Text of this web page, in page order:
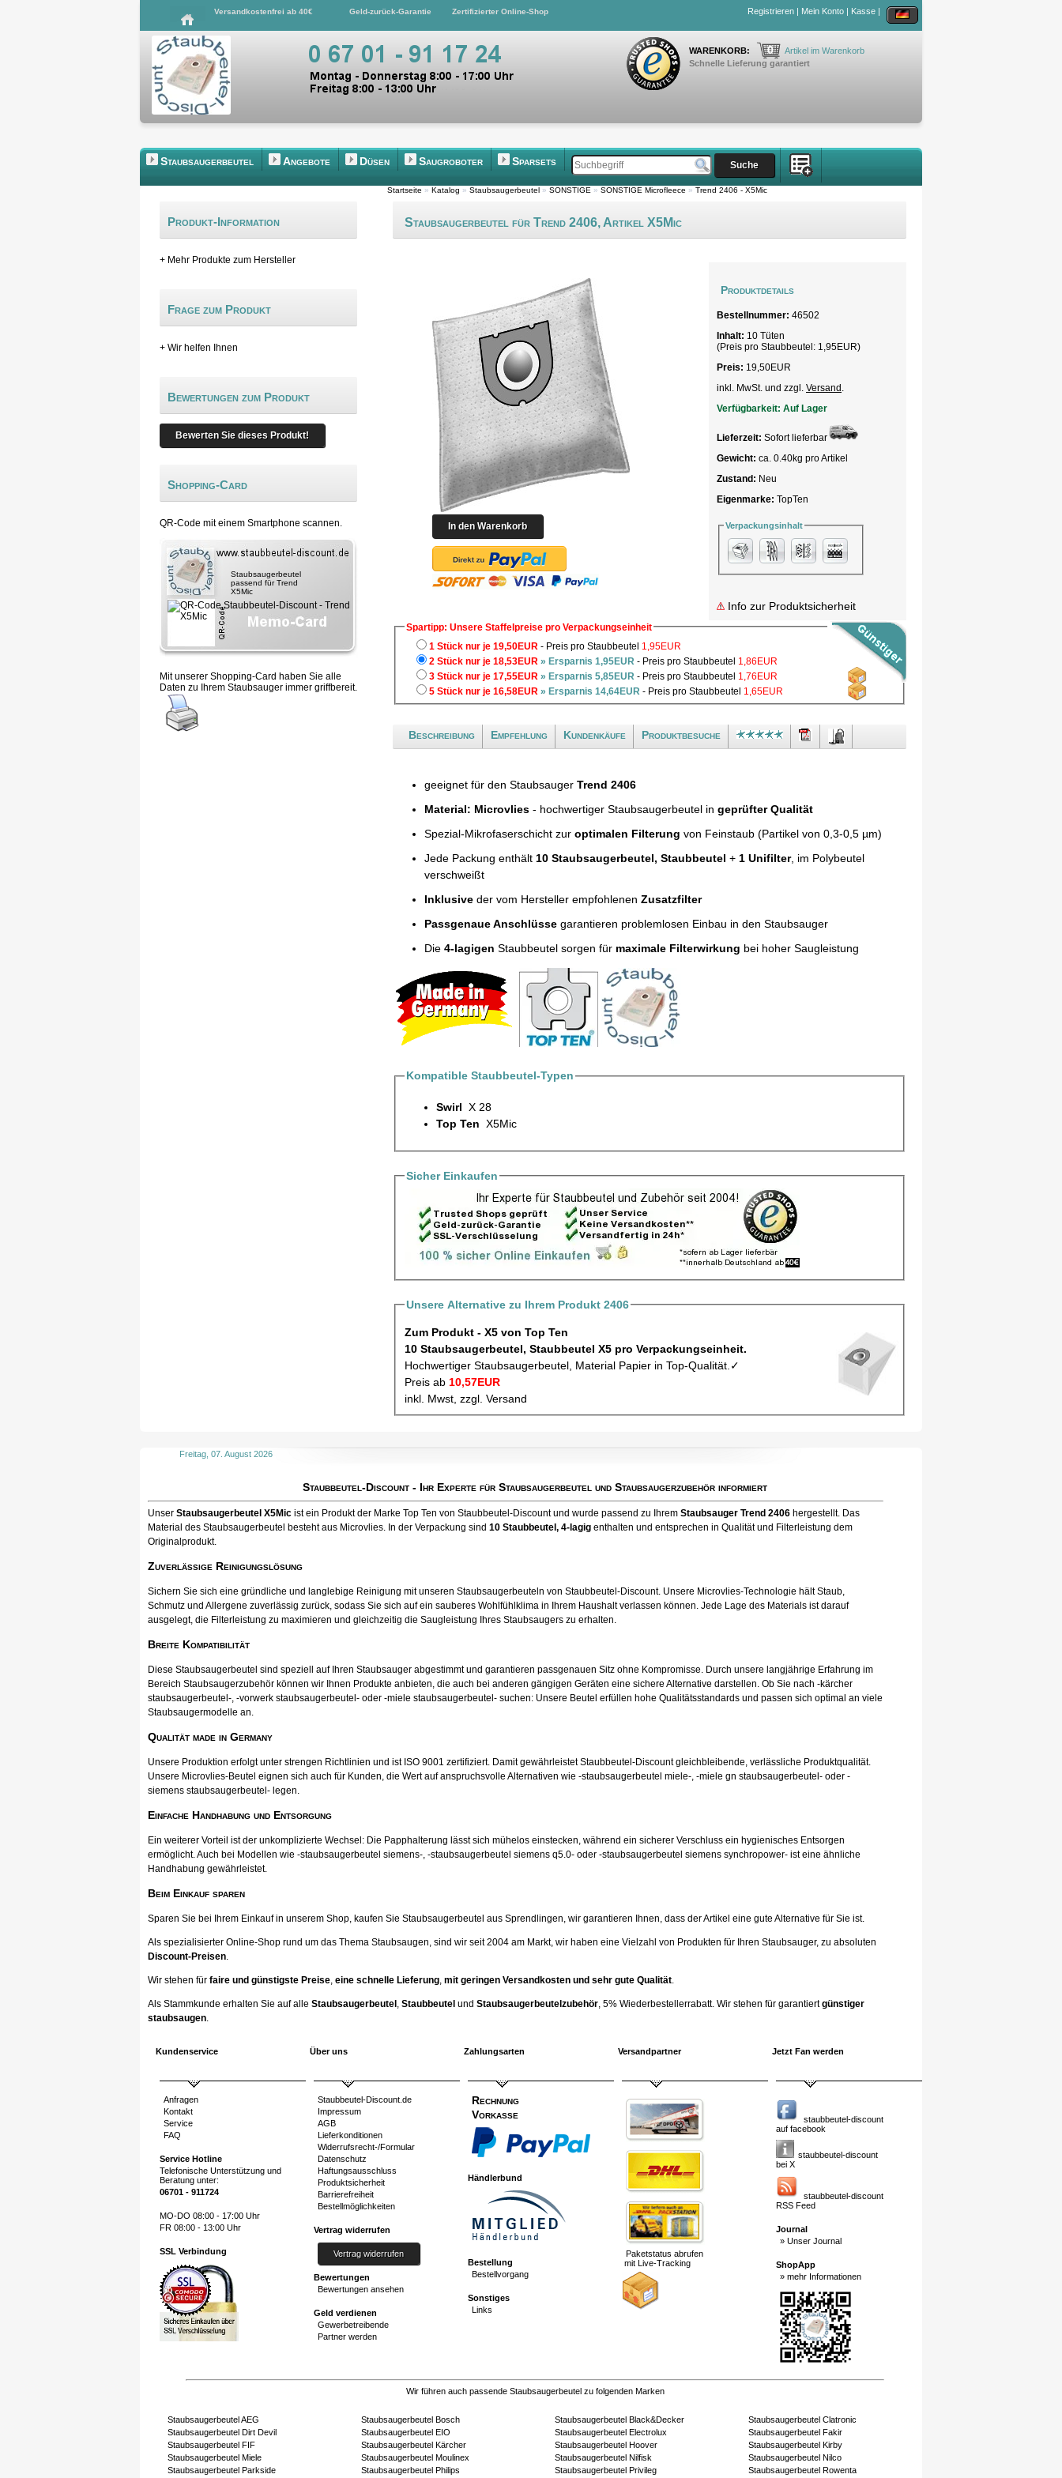
Versandkostenfrei ab 40€ Geld-zurück-Garantie Zertifizierter Online-Shop Registrieren | Mein Konto | Kasse |
WARENKORB: 0
Artikel im Warenkorb
Schnelle Lieferung garantiert
Staubsaugerbeutel Angebote Düsen Saugroboter Sparsets
Startseite » Katalog » Staubsaugerbeutel » SONSTIGE » SONSTIGE Microfleece » Trend 2406 - X5Mic
Staubsaugerbeutel für Trend 2406, Artikel X5Mic
Produktdetails
Bestellnummer: 46502
Inhalt: 10 Tüten
(Preis pro Staubbeutel: 1,95EUR)
Preis: 19,50EUR
inkl. MwSt. und zzgl. Versand
Verfügbarkeit: Auf Lager
Lieferzeit: Sofort lieferbar
Gewicht: ca. 0.40kg pro Artikel
Zustand: Neu
Eigenmarke: TopTen
Verpackungsinhalt
Info zur Produktsicherheit
Spartipp: Unsere Staffelpreise pro Verpackungseinheit
1 Stück nur je 19,50EUR - Preis pro Staubbeutel 1,95EUR
2 Stück nur je 18,53EUR » Ersparnis 1,95EUR - Preis pro Staubbeutel 1,86EUR
3 Stück nur je 17,55EUR » Ersparnis 5,85EUR - Preis pro Staubbeutel 1,76EUR
5 Stück nur je 16,58EUR » Ersparnis 14,64EUR - Preis pro Staubbeutel 1,65EUR
Beschreibung Empfehlung Kundenkäufe Produktbesuche
geeignet für den Staubsauger Trend 2406
Material: Microvlies - hochwertiger Staubsaugerbeutel in geprüfter Qualität
Spezial-Mikrofaserschicht zur optimalen Filterung von Feinstaub (Partikel von 0,3-0,5 µm)
Jede Packung enthält 10 Staubsaugerbeutel, Staubbeutel + 1 Unifilter, im Polybeutel
verschweißt
Inklusive der vom Hersteller empfohlenen Zusatzfilter
Passgenaue Anschlüsse garantieren problemlosen Einbau in den Staubsauger
Die 4-lagigen Staubbeutel sorgen für maximale Filterwirkung bei hoher Saugleistung
Kompatible Staubbeutel-Typen
Swirl X 28
Top Ten X5Mic
Sicher Einkaufen
Unsere Alternative zu Ihrem Produkt 2406
Zum Produkt - X5 von Top Ten
10 Staubsaugerbeutel, Staubbeutel X5 pro Verpackungseinheit.
Hochwertiger Staubsaugerbeutel, Material Papier in Top-Qualität.✓
Preis ab 10,57EUR
inkl. Mwst, zzgl. Versand
Produkt-Information
+ Mehr Produkte zum Hersteller
Frage zum Produkt
+ Wir helfen Ihnen
Bewertungen zum Produkt
Bewerten Sie dieses Produkt!
Shopping-Card
QR-Code mit einem Smartphone scannen.
Staubsaugerbeutel
passend für Trend
X5Mic
Mit unserer Shopping-Card haben Sie alle
Daten zu Ihrem Staubsauger immer griffbereit.
Freitag, 07. August 2026
Staubbeutel-Discount - Ihr Experte für Staubsaugerbeutel und Staubsaugerzubehör informiert
Unser Staubsaugerbeutel X5Mic ist ein Produkt der Marke Top Ten von Staubbeutel-Discount und wurde passend zu Ihrem Staubsauger Trend 2406 hergestellt. Das
Material des Staubsaugerbeutel besteht aus Microvlies. In der Verpackung sind 10 Staubbeutel , 4-lagig enthalten und entsprechen in Qualität und Filterleistung dem
Originalprodukt.
Zuverlässige Reinigungslösung
Sichern Sie sich eine gründliche und langlebige Reinigung mit unseren Staubsaugerbeuteln von Staubbeutel-Discount. Unsere Microvlies-Technologie hält Staub,
Schmutz und Allergene zuverlässig zurück, sodass Sie sich auf ein sauberes Wohlfühlklima in Ihrem Haushalt verlassen können. Jede Lage des Materials ist darauf
ausgelegt, die Filterleistung zu maximieren und gleichzeitig die Saugleistung Ihres Staubsaugers zu erhalten.
Breite Kompatibilität
Diese Staubsaugerbeutel sind speziell auf Ihren Staubsauger abgestimmt und garantieren passgenauen Sitz ohne Kompromisse. Durch unsere langjährige Erfahrung im
Bereich Staubsaugerzubehör können wir Ihnen Produkte anbieten, die auch bei anderen gängigen Geräten eine sichere Alternative darstellen. Ob Sie nach -kärcher
staubsaugerbeutel-, -vorwerk staubsaugerbeutel- oder -miele staubsaugerbeutel- suchen: Unsere Beutel erfüllen hohe Qualitätsstandards und passen sich optimal an viele
Staubsaugermodelle an.
Qualität made in Germany
Unsere Produktion erfolgt unter strengen Richtlinien und ist ISO 9001 zertifiziert. Damit gewährleistet Staubbeutel-Discount gleichbleibende, verlässliche Produktqualität.
Unsere Microvlies-Beutel eignen sich auch für Kunden, die Wert auf anspruchsvolle Alternativen wie -staubsaugerbeutel miele-, -miele gn staubsaugerbeutel- oder -
siemens staubsaugerbeutel- legen.
Einfache Handhabung und Entsorgung
Ein weiterer Vorteil ist der unkomplizierte Wechsel: Die Papphalterung lässt sich mühelos einstecken, während ein sicherer Verschluss ein hygienisches Entsorgen
ermöglicht. Auch bei Modellen wie -staubsaugerbeutel siemens-, -staubsaugerbeutel siemens q5.0- oder -staubsaugerbeutel siemens synchropower- ist eine ähnliche
Handhabung gewährleistet.
Beim Einkauf sparen
Sparen Sie bei Ihrem Einkauf in unserem Shop, kaufen Sie Staubsaugerbeutel aus Sprendlingen, wir garantieren Ihnen, dass der Artikel eine gute Alternative für Sie ist.
Als spezialisierter Online-Shop rund um das Thema Staubsaugen, sind wir seit 2004 am Markt, wir haben eine Vielzahl von Produkten für Ihren Staubsauger, zu absoluten
Discount-Preisen.
Wir stehen für faire und günstigste Preise, eine schnelle Lieferung, mit geringen Versandkosten und sehr gute Qualität.
Als Stammkunde erhalten Sie auf alle Staubsaugerbeutel , Staubbeutel und Staubsaugerbeutelzubehör, 5% Wiederbestellerrabatt. Wir stehen für garantiertgünstiger
staubsaugen.
Kundenservice
Anfragen
Kontakt
Service
FAQ
Service Hotline
Telefonische Unterstützung und
Beratung unter:
06701 - 911724
MO-DO 08:00 - 17:00 Uhr
FR 08:00 - 13:00 Uhr
SSL Verbindung
Über uns
Staubbeutel-Discount.de
Impressum
AGB
Lieferkonditionen
Widerrufsrecht-/Formular
Datenschutz
Haftungsausschluss
Produktsicherheit
Barrierefreiheit
Bestellmöglichkeiten
Vertrag widerrufen
Vertrag widerrufen
Bewertungen
Bewertungen ansehen
Geld verdienen
Gewerbetreibende
Partner werden
Zahlungsarten
Rechnung
Vorkasse
Händlerbund
Bestellung
Bestellvorgang
Sonstiges
Links
Versandpartner
Paketstatus abrufen
mit Live-Tracking
Jetzt Fan werden
staubbeutel-discount
auf facebook
staubbeutel-discount
bei X
staubbeutel-discount
RSS Feed
Journal
» Unser Journal
ShopApp
» mehr Informationen
Wir führen auch passende Staubsaugerbeutel zu folgenden Marken
Staubsaugerbeutel AEG Staubsaugerbeutel Bosch Staubsaugerbeutel Black&Decker
Staubsaugerbeutel Clatronic
Staubsaugerbeutel Dirt Devil
Staubsaugerbeutel EIO Staubsaugerbeutel Electrolux
Staubsaugerbeutel Fakir
Staubsaugerbeutel FIF
Staubsaugerbeutel Kärcher Staubsaugerbeutel Hoover
Staubsaugerbeutel Kirby
Staubsaugerbeutel Miele
Staubsaugerbeutel Moulinex Staubsaugerbeutel Nilfisk
Staubsaugerbeutel Nilco
Staubsaugerbeutel Parkside
Staubsaugerbeutel Philips Staubsaugerbeutel Privileg
Staubsaugerbeutel Rowenta